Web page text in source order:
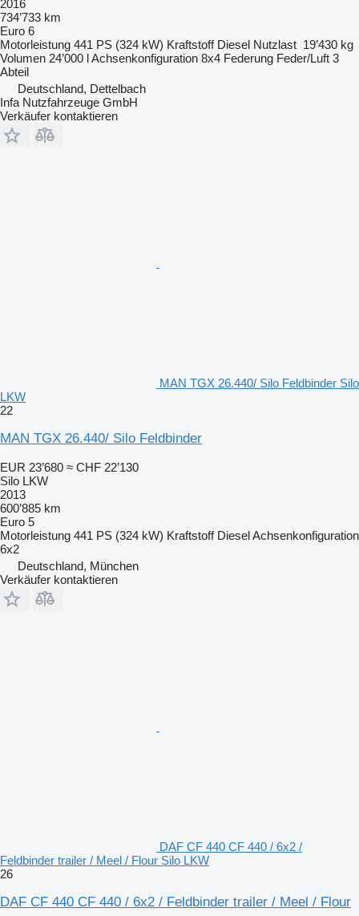
2016
734’733 km
Euro 6
Motorleistung 441 PS (324 kW) Kraftstoff Diesel Nutzlast 19’430 kg
Volumen 24’000 lAchsenkonfiguration 8x4 Federung Feder/Luft 3
Abteil
Deutschland, Dettelbach
Infa Nutzfahrzeuge GmbH
Verkäufer kontaktieren
MAN TGX 26.440/ Silo Feldbinder Silo
LKW
22
MAN TGX 26.440/ Silo Feldbinder
EUR 23’680 ≈ CHF 22’130
Silo LKW
2013
600’885 km
Euro 5
Motorleistung 441 PS (324 kW) Kraftstoff DieselAchsenkonfiguration
6x2
Deutschland, München
Verkäufer kontaktieren
DAF CF 440 CF 440 / 6x2 /
Feldbinder trailer / Meel / Flour Silo LKW
26
DAF CF 440 CF 440 / 6x2 / Feldbinder trailer / Meel / Flour